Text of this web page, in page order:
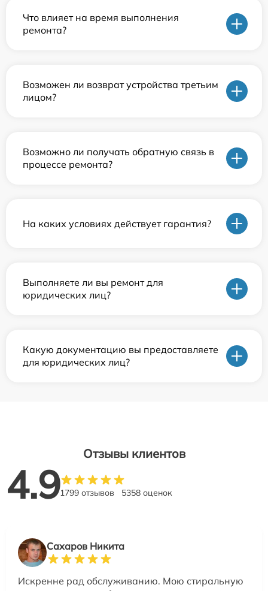
Что влияет на время выполнения
ремонта?
Возможен ли возврат устройства третьим
лицом?
Возможно ли получать обратную связь в
процессе ремонта?
На каких условиях действует гарантия?
Выполняете ли вы ремонт для
юридических лиц?
Какую документацию вы предоставляете
для юридических лиц?
Отзывы клиентов
4.91799 отзывов 5358 оценок
Сахаров Никита
Искренне рад обслуживанию. Мою стиральную